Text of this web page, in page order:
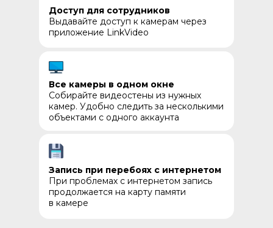
Запись при перебоях с интернетом
При проблемах с интернетом запись
продолжается на карту памяти
в камере
Все камеры в одном окне
Собирайте видеостены из нужных
камер. Удобно следить за несколькими
объектами с одного аккаунта
Доступ для сотрудников
Выдавайте доступ к камерам через
приложение LinkVideo